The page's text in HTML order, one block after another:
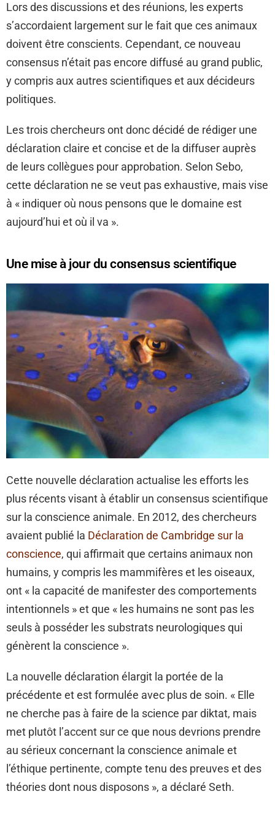
Lors des discussions et des réunions, les experts
s’accordaient largement sur le fait que ces animaux
doivent être conscients. Cependant, ce nouveau
consensus n’était pas encore diffusé au grand public,
y compris aux autres scientifiques et aux décideurs
politiques.
Les trois chercheurs ont donc décidé de rédiger une
déclaration claire et concise et de la diffuser auprès
de leurs collègues pour approbation. Selon Sebo,
cette déclaration ne se veut pas exhaustive, mais vise
à « indiquer où nous pensons que le domaine est
aujourd’hui et où il va ».
Une mise à jour du consensus scientifique
Cette nouvelle déclaration actualise les efforts les
plus récents visant à établir un consensus scientifique
sur la conscience animale. En 2012, des chercheurs
avaient publié la Déclaration de Cambridge sur la
conscience, qui affirmait que certains animaux non
humains, y compris les mammifères et les oiseaux,
ont « la capacité de manifester des comportements
intentionnels » et que « les humains ne sont pas les
seuls à posséder les substrats neurologiques qui
génèrent la conscience ».
La nouvelle déclaration élargit la portée de la
précédente et est formulée avec plus de soin. « Elle
ne cherche pas à faire de la science par diktat, mais
met plutôt l’accent sur ce que nous devrions prendre
au sérieux concernant la conscience animale et
l’éthique pertinente, compte tenu des preuves et des
théories dont nous disposons », a déclaré Seth.